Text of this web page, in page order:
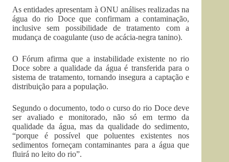
As entidades apresentam à ONU análises realizadas na
água do rio Doce que confirmam a contaminação,
inclusive sem possibilidade de tratamento com a
mudança de coagulante (uso de acácia-negra tanino).
O Fórum afirma que a instabilidade existente no rio
Doce sobre a qualidade da água é transferida para o
sistema de tratamento, tornando insegura a captação e
distribuição para a população.
Segundo o documento, todo o curso do rio Doce deve
ser avaliado e monitorado, não só em termo da
qualidade da água, mas da qualidade do sedimento,
“porque é possível que poluentes existentes nos
sedimentos forneçam contaminantes para a água que
fluirá no leito do rio”.